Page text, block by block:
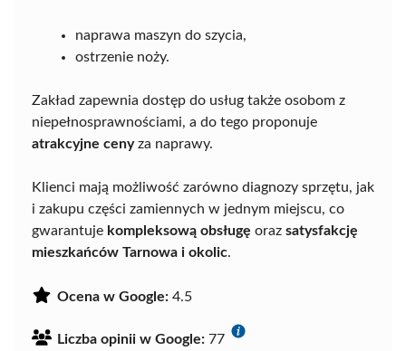
naprawa maszyn do szycia,
ostrzenie noży.
Zakład zapewnia dostęp do usług także osobom z
niepełnosprawnościami, a do tego proponuje
atrakcyjne cenyza naprawy.
Klienci mają możliwość zarówno diagnozy sprzętu, jak
i zakupu części zamiennych w jednym miejscu, co
gwarantuje kompleksową obsługę oraz satysfakcję
mieszkańców Tarnowa i okolic.
Ocena w Google: 4.5
Liczba opinii w Google: 77